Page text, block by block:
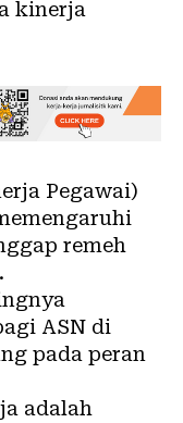
kinerja
Pegawai)
remeh
ASN di
pada peran
adalah